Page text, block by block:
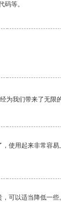
码等。
为我们带来了无限
使用起来非常容
可以适当降低一